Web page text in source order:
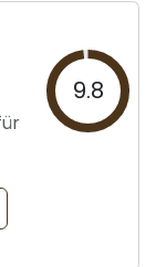
9.8